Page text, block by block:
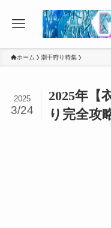
ホーム 潮干狩り特集
2025年【
り完全攻
2025
3/24